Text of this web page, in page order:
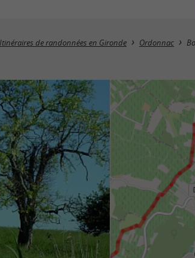
Itinéraires de randonnées en Gironde Ordonnac